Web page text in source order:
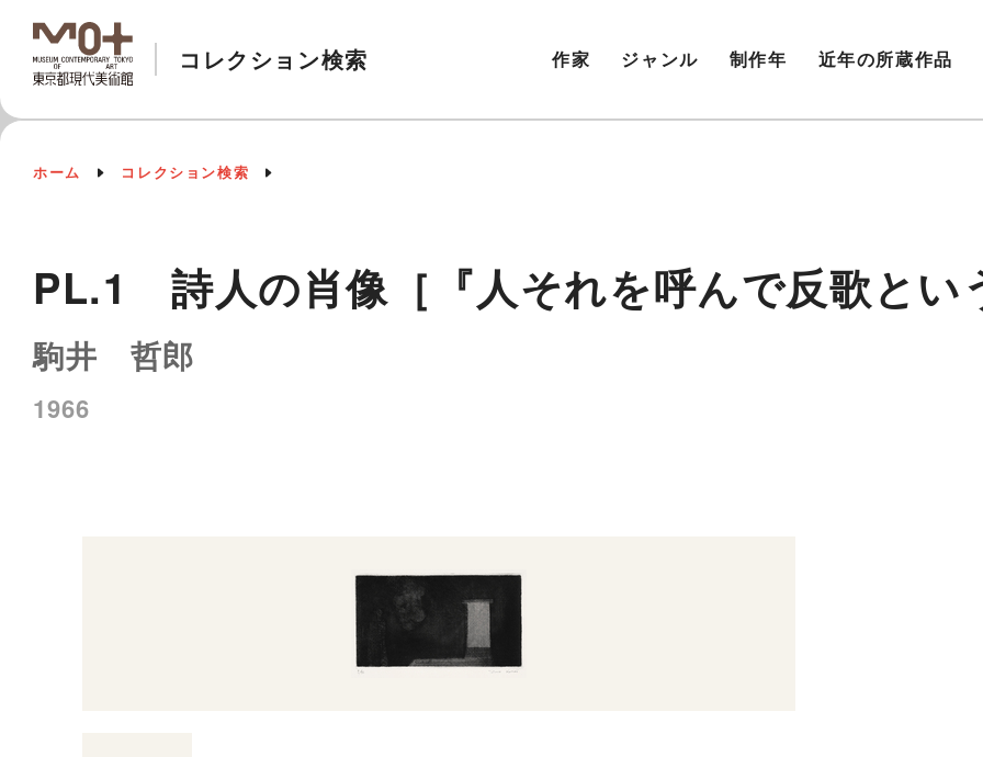
コレクション検索 作家 ジャンル 制作年 近年の所蔵作品
ホーム コレクション検索
PL.1 詩人の肖像［『人それを呼んで反歌とい
駒井 哲郎
1966